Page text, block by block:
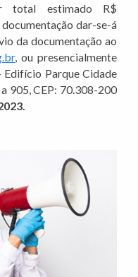
total estimado R$
dar-se-á
da documentação ao
, ou presencialmente
Edifício Parque Cidade
905, CEP: 70.308-200